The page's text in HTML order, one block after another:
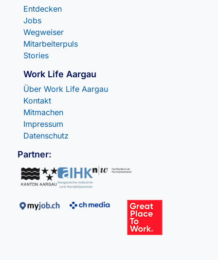
Entdecken
Jobs
Wegweiser
Mitarbeiterpuls
Stories
Work Life Aargau
Über Work Life Aargau
Kontakt
Mitmachen
Impressum
Datenschutz
Partner: